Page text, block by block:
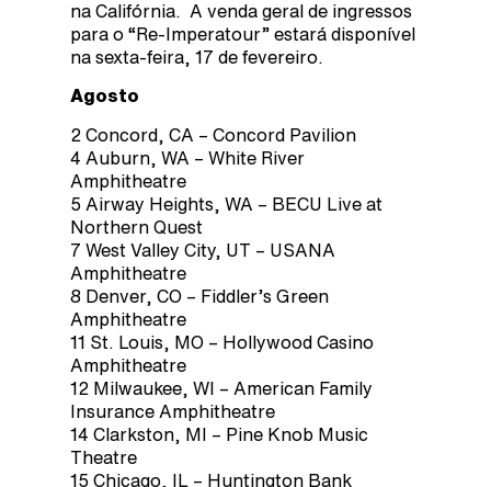
na Califórnia. A venda geral de ingressos
para o “Re-Imperatour” estará disponível
na sexta-feira, 17 de fevereiro.
Agosto
2 Concord, CA – Concord Pavilion
4 Auburn, WA – White River
Amphitheatre
5 Airway Heights, WA – BECU Live at
Northern Quest
7 West Valley City, UT – USANA
Amphitheatre
8 Denver, CO – Fiddler’s Green
Amphitheatre
11 St. Louis, MO – Hollywood Casino
Amphitheatre
12 Milwaukee, WI – American Family
Insurance Amphitheatre
14 Clarkston, MI – Pine Knob Music
Theatre
15 Chicago, IL – Huntington Bank